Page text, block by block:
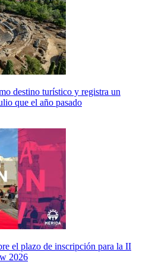
destino turístico y registra un
que el año pasado
el plazo de inscripción para la II
2026